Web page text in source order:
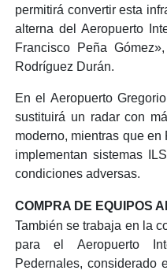
permitirá convertir esta
alterna del Aeropuerto
Francisco Peña
Rodríguez Durán.
En el Aeropuerto
sustituirá un radar con
moderno, mientras que
implementan sistemas
condiciones adversas.
COMPRA DE EQUIPOS
También se trabaja en la
para el Aeropuerto
Pedernales, considerado